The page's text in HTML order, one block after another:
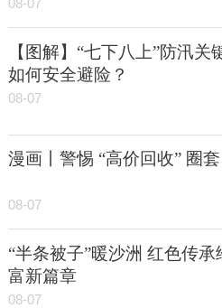
08-07
【图解】“七下八上”防汛关
如何安全避险？
08-07
漫画丨警惕 “高价回收” 圈套
08-07
“半条被子”暖沙洲 红色传承
富新篇章
08-07